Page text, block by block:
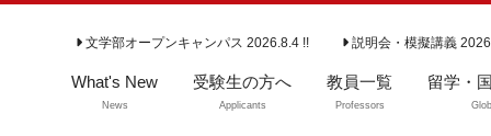
文学部オープンキャンパス 2026.8.4 !! 説明会・模擬講義
What's New
News
受験生の方へ
Applicants
教員一覧
Professors
留学・